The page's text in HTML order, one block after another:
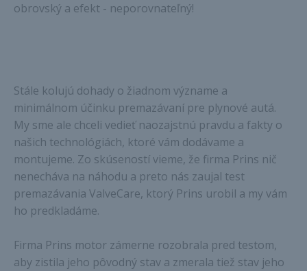
obrovský a efekt - neporovnateľný!
Stále kolujú dohady o žiadnom význame a
minimálnom účinku premazávaní pre plynové autá.
My sme ale chceli vedieť naozajstnú pravdu a fakty o
našich technológiách, ktoré vám dodávame a
montujeme. Zo skúseností vieme, že firma Prins nič
nenecháva na náhodu a preto nás zaujal test
premazávania ValveCare, ktorý Prins urobil a my vám
ho predkladáme.
Firma Prins motor zámerne rozobrala pred testom,
aby zistila jeho pôvodný stav a zmerala tiež stav jeho